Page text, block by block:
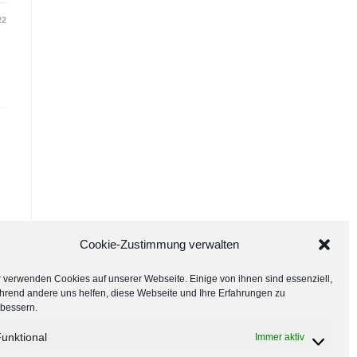
Cookie-Zustimmung verwalten
verwenden Cookies auf unserer Webseite. Einige von ihnen sind essenziell,
andere uns helfen, diese Webseite und Ihre Erfahrungen zu
Immer aktiv